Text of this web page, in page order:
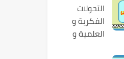
التحولات
الفكرية و
العلمية و